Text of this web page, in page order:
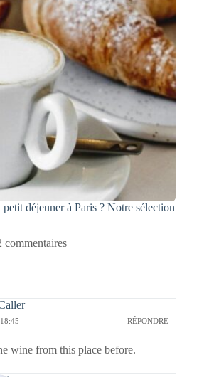
déjeuner à Paris ? Notre sélection
commentaires
RÉPONDRE
wine from this place before.